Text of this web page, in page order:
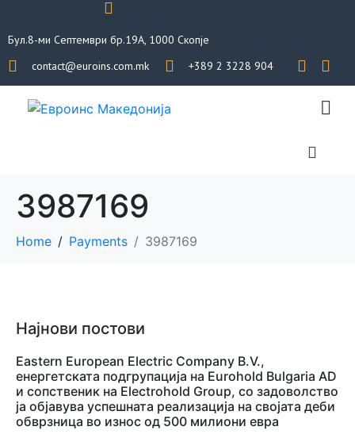
Бул.8-ми Септември бр.19А, 1000 Скопје
contact@euroins.com.mk
+389 2 3228 904
3987169
Home Payments 3987169
Најнови постови
Eastern European Electric Company B.V.,
енергетската подгрупација на Eurohold Bulgaria AD
и сопственик на Electrohold Group, со задоволство
ја објавува успешната реализација на својата деби
обврзница во износ од 500 милиони евра